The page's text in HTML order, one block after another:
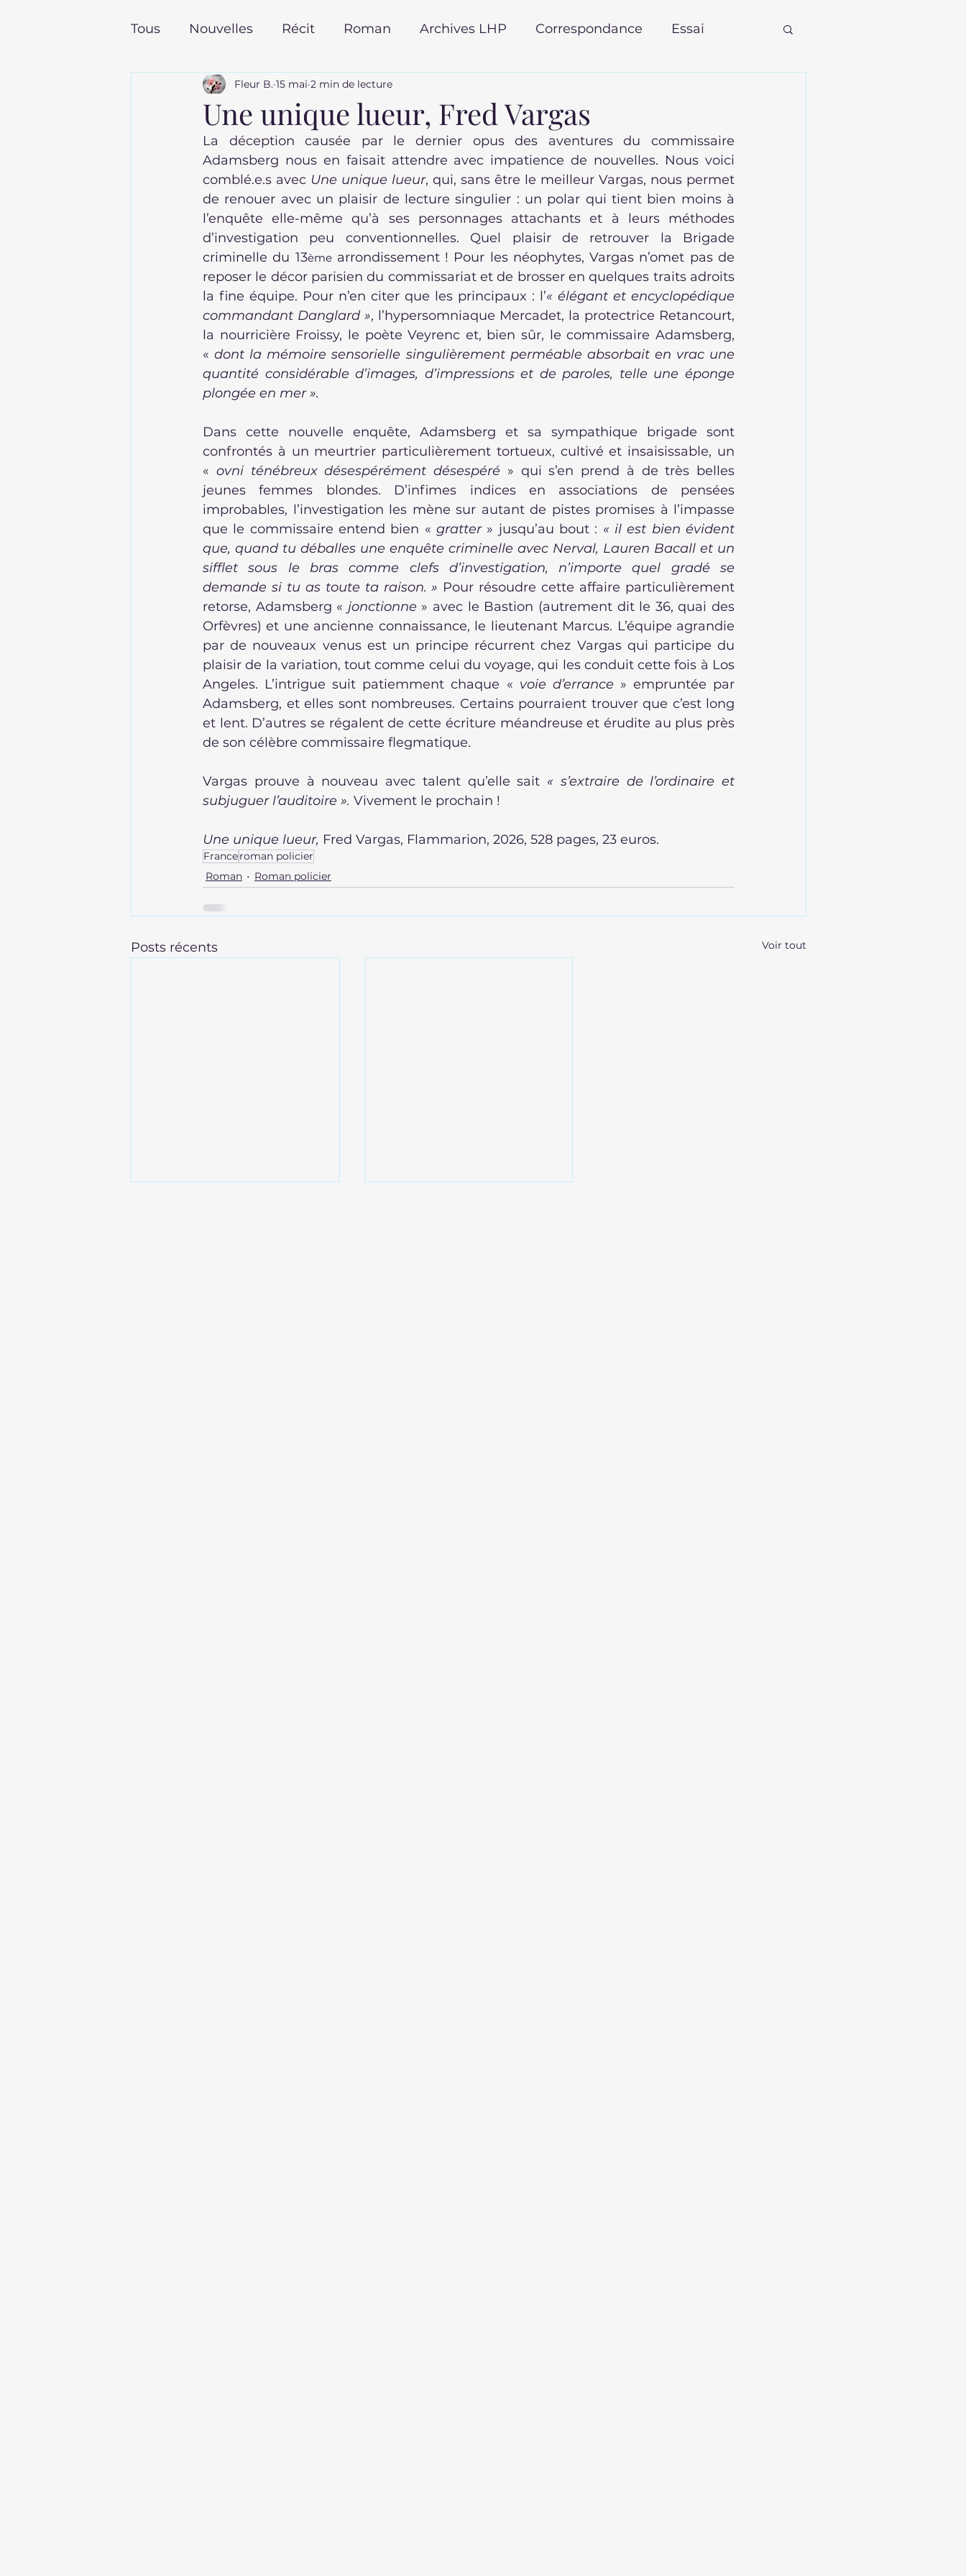
Tous Nouvelles Récit Roman Archives LHP Correspondance Essai
Poches pour l'été Tour du monde
Les dernières sorties en poche Roman policier autobiographie
Une unique lueur, Fred Vargas
Fleur B. 15 mai 2 min de lecture
La déception causée par le dernier opus des aventures du commissaire
Adamsberg nous en faisait attendre avec impatience de nouvelles. Nous voici
comblé.e.s avec Une unique lueur, qui, sans être le meilleur Vargas, nous permet
de renouer avec un plaisir de lecture singulier : un polar qui tient bien moins à
l’enquête elle-même qu’à ses personnages attachants et à leurs méthodes
d’investigation peu conventionnelles. Quel plaisir de retrouver la Brigade
criminelle du 13ème arrondissement ! Pour les néophytes, Vargas n’omet pas de
reposer le décor parisien du commissariat et de brosser en quelques traits adroits
la fine équipe. Pour n’en citer que les principaux : l’« élégant et encyclopédique
commandant Danglard », l’hypersomniaque Mercadet, la protectrice Retancourt,
la nourricière Froissy, le poète Veyrenc et, bien sûr, le commissaire Adamsberg,
« dont la mémoire sensorielle singulièrement perméable absorbait en vrac une
quantité considérable d’images, d’impressions et de paroles, telle une éponge
plongée en mer ».
Dans cette nouvelle enquête, Adamsberg et sa sympathique brigade sont
confrontés à un meurtrier particulièrement tortueux, cultivé et insaisissable, un
« ovni ténébreux désespérément désespéré » qui s’en prend à de très belles
jeunes femmes blondes. D’infimes indices en associations de pensées
improbables, l’investigation les mène sur autant de pistes promises à l’impasse
que le commissaire entend bien « gratter » jusqu’au bout : « il est bien évident
que, quand tu déballes une enquête criminelle avec Nerval, Lauren Bacall et un
sifflet sous le bras comme clefs d’investigation, n’importe quel gradé se
demande si tu as toute ta raison. » Pour résoudre cette affaire particulièrement
retorse, Adamsberg « jonctionne » avec le Bastion (autrement dit le 36, quai des
Orfèvres) et une ancienne connaissance, le lieutenant Marcus. L’équipe agrandie
par de nouveaux venus est un principe récurrent chez Vargas qui participe du
plaisir de la variation, tout comme celui du voyage, qui les conduit cette fois à Los
Angeles. L’intrigue suit patiemment chaque « voie d’errance » empruntée par
Adamsberg, et elles sont nombreuses. Certains pourraient trouver que c’est long
et lent. D’autres se régalent de cette écriture méandreuse et érudite au plus près
de son célèbre commissaire flegmatique.
Vargas prouve à nouveau avec talent qu’elle sait « s’extraire de l’ordinaire et
subjuguer l’auditoire ». Vivement le prochain !
Une unique lueur, Fred Vargas, Flammarion, 2026, 528 pages, 23 euros.
Franceroman policier
Roman
Roman policier
Posts récents Voir tout